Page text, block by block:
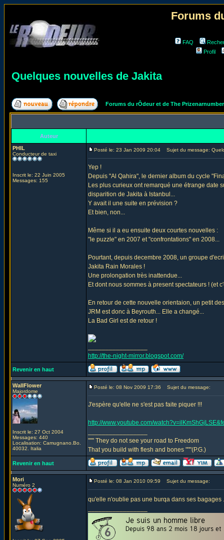
Forums
FAQ
Profil
Quelques nouvelles de Jakita
Forums du rÔdeur et de The
Auteur
PHIL
Conducteur de taxi
Inscrit le: 22 Juin 2005
Messages: 155
Posté le: 23 Jan 2009 20:04 Sujet du message:
Yep !
Depuis "Al Qahira", le dernier album du cycle
Les plus curieux ont remarqué une étrange date
disparition de Jakita à Istanbul...
Y avait il une suite en prévision ?
Et bien, non...
Même si il a eu ensuite deux courtes nouvelles :
"le puzzle" en 2007 et "confrontations" en 2008...
Pourtant, depuis decembre 2008, un groupe
Jakita Rain Morales !
Une prolongation très inattendue...
Et dont nous sommes à present spectateurs ! (et
En retour de cette nouvelle orientaion, un petit
JRM est donc à Beyrouth... Elle a changé...
La Bad Girl est de retour !
http://the-night-mirror.blogspot.com/
Revenir en haut
WallFlower
Majordome
Inscrit le: 27 Oct 2004
Messages: 440
Localisation: Camugnano.Bo.
40032. Italia
Posté le: 08 Nov 2009 17:36 Sujet du message:
J'espère qu'elle ne s'est pas faite piquer !!!
http://www.youtube.com/
""" They do not see your road to Freedom
That you build with flesh and bones """(P.G.)
Revenir en haut
Mori
Numéro 2
Posté le: 08 Jan 2010 09:59 Sujet du message:
qu'elle n'oublie pas une burqa dans ses bagages